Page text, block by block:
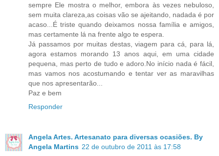
sempre Ele mostra o melhor, embora às vezes nebuloso,
sem muita clareza,as coisas vão se ajeitando, nadada é por
acaso...É triste quando deixamos nossa família e amigos,
mas certamente lá na frente algo te espera.
Já passamos por muitas destas, viagem para cá, para lá,
agora estamos morando 13 anos aqui, em uma cidade
pequena, mas perto de tudo e adoro.No início nada é fácil,
mas vamos nos acostumando e tentar ver as maravilhas
que nos apresentarão...
Paz e bem
Responder
Angela Artes. Artesanato para diversas ocasiões. By
Angela Martins 22 de outubro de 2011 às 17:58